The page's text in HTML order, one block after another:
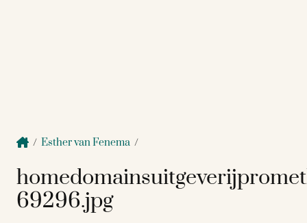
/ Esther van Fenema /
69296.jpg